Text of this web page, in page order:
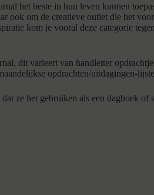
het beste in hun leven kunnen
ook om de creatieve outlet die het
kom je vooral deze categorie
dit varieert van handletter
opdrachten/uitdagingen-
ze het gebruiken als een dagboek